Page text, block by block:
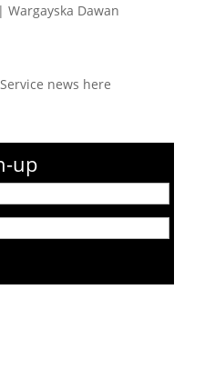
| Wargayska Dawan
news here
up